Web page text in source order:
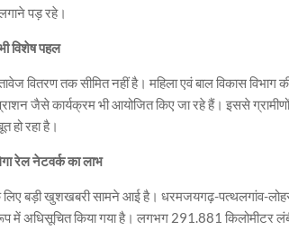
पड़ रहे।
विशेष पहल
वितरण तक सीमित नहीं है। महिला एवं बाल विकास विभाग
जैसे कार्यक्रम भी आयोजित किए जा रहे हैं। इससे
हो रहा है।
रेल नेटवर्क का लाभ
बड़ी खुशखबरी सामने आई है। धरमजयगढ़-पत्थलगांव-
में अधिसूचित किया गया है। लगभग 291.881 किलोमीटर